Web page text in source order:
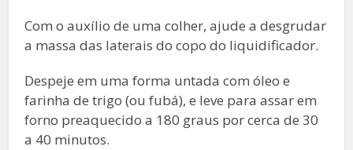
Com o auxílio de uma colher, ajude a desgrudar
a massa das laterais do copo do liquidificador.
Despeje em uma forma untada com óleo e
farinha de trigo (ou fubá), e leve para assar em
forno preaquecido a 180 graus por cerca de 30
a 40 minutos.